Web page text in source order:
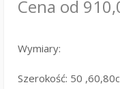
Cena od
Wymiary:
Szerokość: 50